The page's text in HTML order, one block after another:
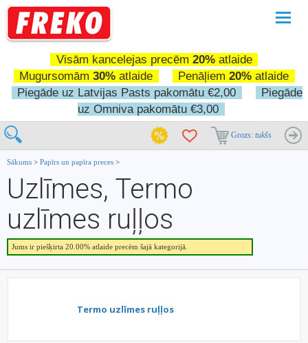
Visām kancelejas precēm 20%atlaide
Mugursomām 30% atlaide Penāļiem 20% atlaide
Piegāde uz Latvijas Pasts pakomātu €2,00
Piegāde
uz Omniva pakomātu €3,00
Grozs: tukšs
Sākums > Papīrs un papīra preces >
Uzlīmes, Termo
uzlīmes ruļļos
Jums ir piešķirta 20.00% atlaide precēm šajā kategorijā.
Termo uzlīmes ruļļos